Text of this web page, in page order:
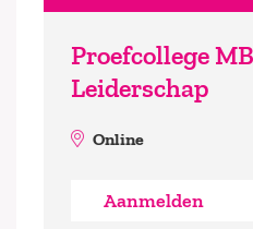
Proefcollege
Leiderschap
Online
Aanmelden